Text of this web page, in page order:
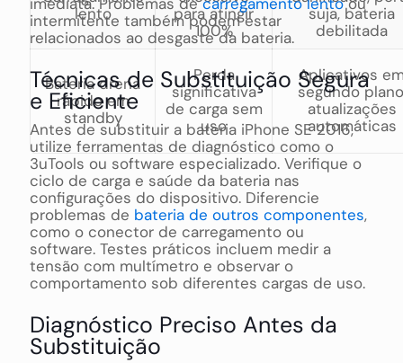
lento
para atingir
100%
suja, bateria
debilitada
Bateria drena
rápido em
standby
Perda
significativa
de carga sem
uso
Aplicativos
segundo
atualizações
automáticas
intermitente também podem estar
relacionados ao desgaste da bateria.
Técnicas de Substituição Segura
e Eficiente
Antes de substituir a bateria iPhone SE 2016,
utilize ferramentas de diagnóstico como o
3uTools ou software especializado. Verifique o
ciclo de carga e saúde da bateria nas
configurações do dispositivo. Diferencie
problemas de bateria de outros componentes,
como o conector de carregamento ou
software. Testes práticos incluem medir a
tensão com multímetro e observar o
comportamento sob diferentes cargas de uso.
Diagnóstico Preciso Antes da
Substituição